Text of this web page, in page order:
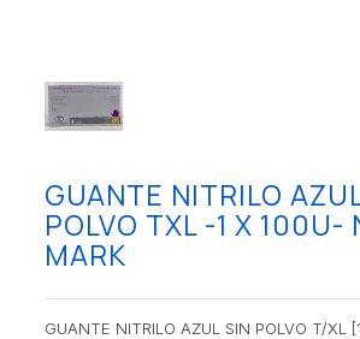
GUANTE NITRILO
POLVO TXL -1 X 100U-
MARK
GUANTE NITRILO AZUL SIN POLVO T/XL